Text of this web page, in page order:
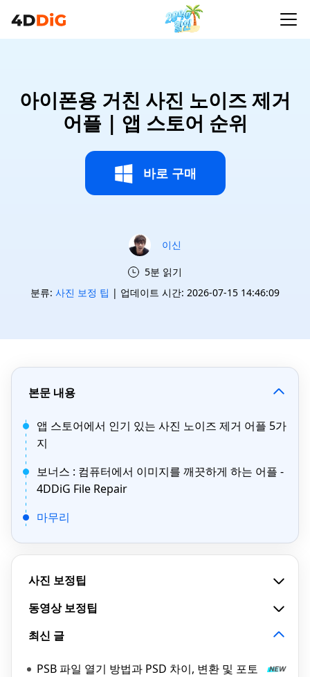
아이폰용 거친 사진 노이즈 제거
어플 | 앱 스토어 순위
바로 구매
이신
5분 읽기
분류: 사진 보정 팁 | 업데이트 시간: 2026-07-15 14:46:09
본문 내용
앱 스토어에서 인기 있는 사진 노이즈 제거 어플 5가
지
보너스 : 컴퓨터에서 이미지를 깨끗하게 하는 어플 -
4DDiG File Repair
마무리
사진 보정팁
동영상 보정팁
최신 글
PSB 파일 열기 방법과 PSD 차이, 변환 및 포토